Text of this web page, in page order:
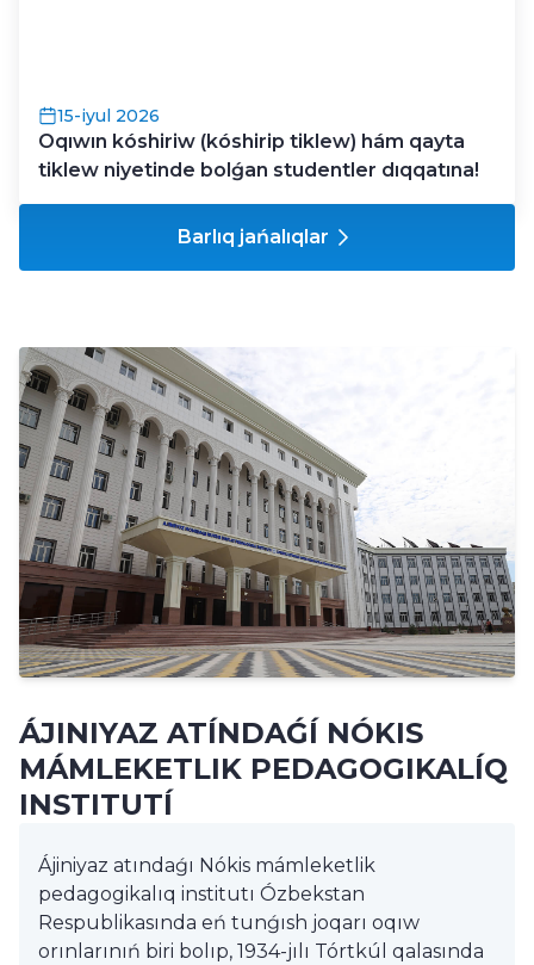
15-iyul 2026
Oqıwın kóshiriw (kóshirip tiklew) hám qayta
tiklew niyetinde bolǵan studentler dıqqatına!
Barlıq jańalıqlar
ÁJINIYAZ ATÍNDAǴÍ NÓKIS
MÁMLEKETLIK PEDAGOGIKALÍQ
INSTITUTÍ
Ájiniyaz atındaǵı Nókis mámleketlik
pedagogikalıq institutı Ózbekstan
Respublikasında eń tunǵısh joqarı oqıw
orınlarınıń biri bolıp, 1934-jılı Tórtkúl qalasında